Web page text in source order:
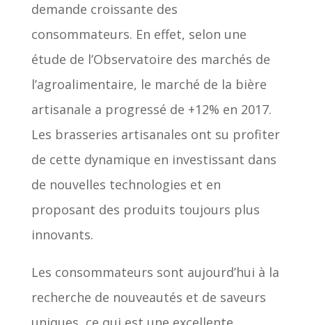
demande croissante des
consommateurs. En effet, selon une
étude de l’Observatoire des marchés de
l’agroalimentaire, le marché de la bière
artisanale a progressé de +12% en 2017.
Les brasseries artisanales ont su profiter
de cette dynamique en investissant dans
de nouvelles technologies et en
proposant des produits toujours plus
innovants.
Les consommateurs sont aujourd’hui à la
recherche de nouveautés et de saveurs